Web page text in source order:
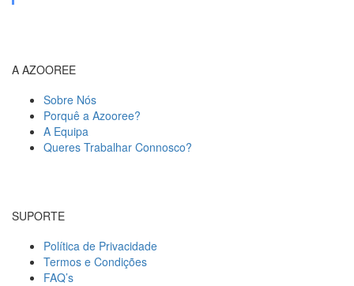
A AZOOREE
Sobre Nós
Porquê a Azooree?
A Equipa
Queres Trabalhar Connosco?
SUPORTE
Política de Privacidade
Termos e Condições
FAQ’s